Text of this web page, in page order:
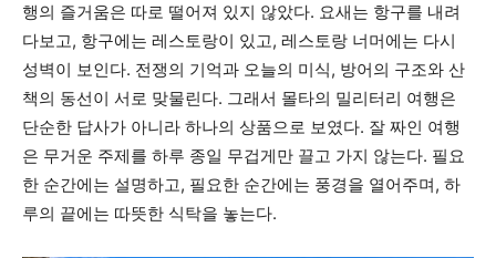
행의 즐거움은 따로 떨어져 있지 않았다. 요새는 항구를 내려
다보고, 항구에는 레스토랑이 있고, 레스토랑 너머에는 다시
성벽이 보인다. 전쟁의 기억과 오늘의 미식, 방어의 구조와 산
책의 동선이 서로 맞물린다. 그래서 몰타의 밀리터리 여행은
단순한 답사가 아니라 하나의 상품으로 보였다. 잘 짜인 여행
은 무거운 주제를 하루 종일 무겁게만 끌고 가지 않는다. 필요
한 순간에는 설명하고, 필요한 순간에는 풍경을 열어주며, 하
루의 끝에는 따뜻한 식탁을 놓는다.